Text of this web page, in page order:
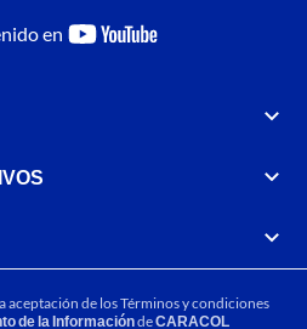
en
youtube-
aceptación de losTérminos y condiciones
de la InformacióndeCARACOL